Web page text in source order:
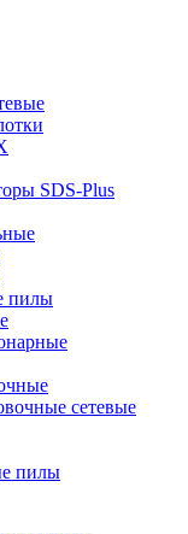
SDS-Plus
пилы
сетевые
пилы